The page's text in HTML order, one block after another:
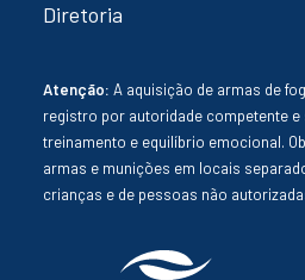
Diretoria
Atenção: A aquisição de armas de
registro por autoridade competente e
treinamento e equilíbrio emocional.
armas e munições em locais
crianças e de pessoas não